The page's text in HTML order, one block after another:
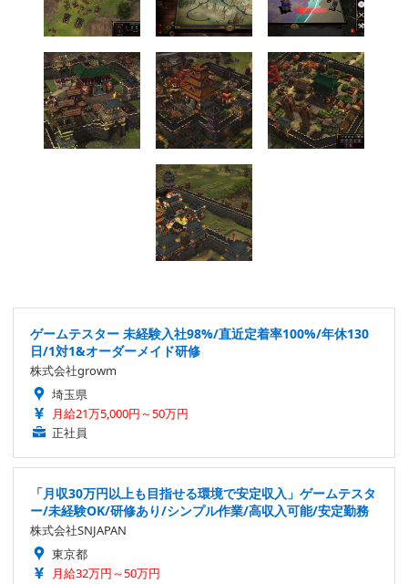
ゲームテスター 未経験入社98%/直近定着率100%/年休130
日/1対1&オーダーメイド研修
株式会社growm
埼玉県
月給21万5,000円～50万円
正社員
「月収30万円以上も目指せる環境で安定収入」ゲームテスタ
ー/未経験OK/研修あり/シンプル作業/高収入可能/安定勤務
株式会社SNJAPAN
東京都
月給32万円～50万円